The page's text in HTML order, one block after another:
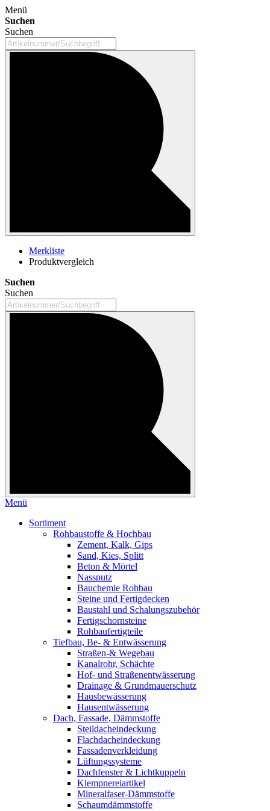
Menü
Suchen
Suchen
Merkliste
Produktvergleich
Suchen
Suchen
Menü
Sortiment
Rohbaustoffe & Hochbau
Zement, Kalk, Gips
Sand, Kies, Splitt
Beton & Mörtel
Nassputz
Bauchemie Rohbau
Steine und Fertigdecken
Baustahl und Schalungszubehör
Fertigschornsteine
Rohbaufertigteile
Tiefbau, Be- & Entwässerung
Straßen-& Wegebau
Kanalrohr, Schächte
Hof- und Straßenentwässerung
Drainage & Grundmauerschutz
Hausbewässerung
Hausentwässerung
Dach, Fassade, Dämmstoffe
Steildacheindeckung
Flachdacheindeckung
Fassadenverkleidung
Lüftungssysteme
Dachfenster & Lichtkuppeln
Klempnereiartikel
Mineralfaser-Dämmstoffe
Schaumdämmstoffe